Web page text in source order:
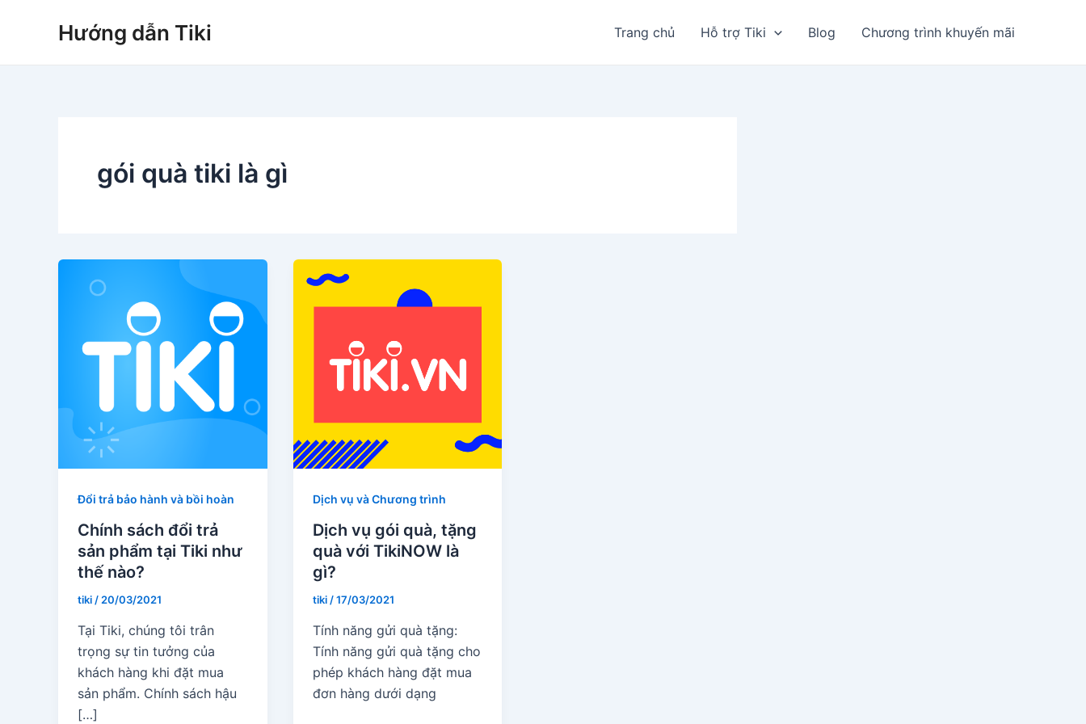
Hướng dẫn Tiki Trang chủ Hỗ trợ Tiki Blog Chương trình khuyến mãi
gói quà tiki là gì
Đổi trả bảo hành và bồi hoàn
Chính sách đổi trả
sản phẩm tại Tiki như
thế nào?
tiki/20/03/2021
Tại Tiki, chúng tôi trân
trọng sự tin tưởng của
khách hàng khi đặt mua
sản phẩm. Chính sách hậu
[…]
Dịch vụ và Chương trình
Dịch vụ gói quà, tặng
quà với TikiNOW là
gì?
tiki/17/03/2021
Tính năng gửi quà tặng:
Tính năng gửi quà tặng cho
phép khách hàng đặt mua
đơn hàng dưới dạng